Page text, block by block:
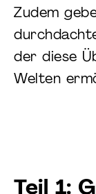
Zudem
der diese
Welten
Teil 1: